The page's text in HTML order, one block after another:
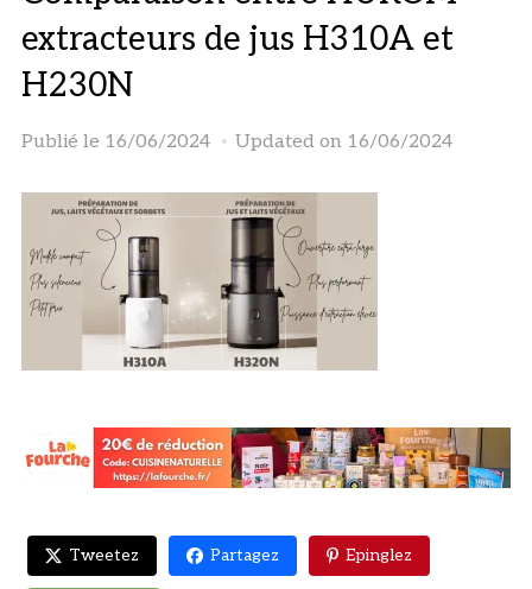
extracteurs de jus H310A et
H230N
Publié le 16/06/2024 Updated on 16/06/2024
Tweetez Partagez Epinglez